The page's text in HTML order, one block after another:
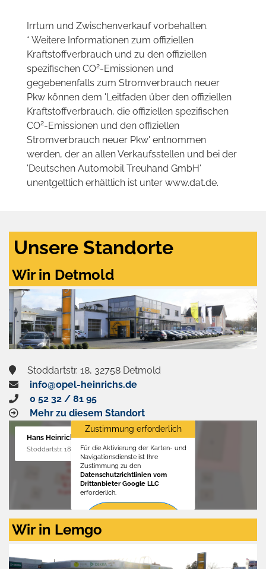
Irrtum und Zwischenverkauf vorbehalten.
* Weitere Informationen zum offiziellen
Kraftstoffverbrauch und zu den offiziellen
spezifischen CO2-Emissionen und
gegebenenfalls zum Stromverbrauch neuer
Pkw können dem 'Leitfaden über den offiziellen
Kraftstoffverbrauch, die offiziellen spezifischen
CO2-Emissionen und den offiziellen
Stromverbrauch neuer Pkw' entnommen
werden, der an allen Verkaufsstellen und bei der
'Deutschen Automobil Treuhand GmbH'
unentgeltlich erhältlich ist unter www.dat.de.
Unsere Standorte
Wir in Detmold
Stoddartstr. 18, 32758 Detmold
info@opel-heinrichs.de
0 52 32 / 81 95
Mehr zu diesem Standort
Hans Heinrichs GmbH
Stoddartstr. 18, 32758 Detmold
Zustimmung erforderlich
Für die Aktivierung der Karten- und
Navigationsdienste ist Ihre
Zustimmung zu den
Datenschutzrichtlinien vom
Drittanbieter Google LLC
erforderlich.
Zustimmen
aktivieren
Wir in Lemgo